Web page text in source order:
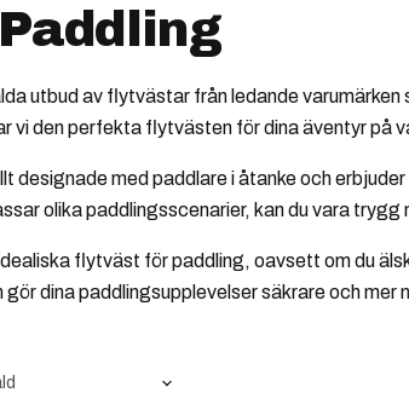
utbud av flytvästar från ledande
vi den perfekta flytvästen för dina äventyr på
designade med paddlare i åtanke och
olika paddlingsscenarier, kan du vara
flytväst för paddling, oavsett om du
dina paddlingsupplevelser säkrare och mer